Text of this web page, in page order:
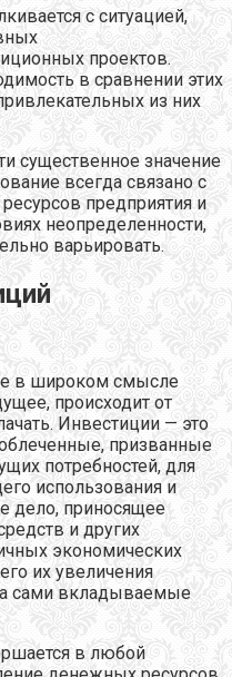
с ситуацией,
проектов.
в сравнении этих
из них
существенное значение
всегда связано с
предприятия и
неопределенности,
варьировать.
в широком смысле
происходит от
Инвестиции — это
призванные
потребностей, для
использования и
дело, приносящее
и других
экономических
их увеличения
а сами вкладываемые
в любой